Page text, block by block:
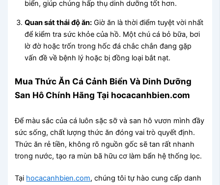
biển, giúp chúng hấp thụ dinh dưỡng tốt hơn.
Quan sát thái độ ăn: Giờ ăn là thời điểm tuyệt vời nhất
để kiểm tra sức khỏe của hồ. Một chú cá bỏ bữa, bơi
lờ đờ hoặc trốn trong hốc đá chắc chắn đang gặp
vấn đề về bệnh lý hoặc bị đồng loại bắt nạt.
Mua Thức Ăn Cá Cảnh Biển Và Dinh Dưỡng
San Hô Chính Hãng Tại hocacanhbien.com
Để màu sắc của cá luôn sặc sỡ và san hô vươn mình đầy
sức sống, chất lượng thức ăn đóng vai trò quyết định.
Thức ăn rẻ tiền, không rõ nguồn gốc sẽ tan rất nhanh
trong nước, tạo ra mùn bã hữu cơ làm bẩn hệ thống lọc.
Tại hocacanhbien.com, chúng tôi tự hào cung cấp danh